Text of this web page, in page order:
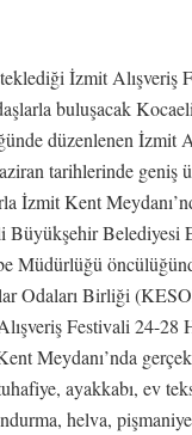
İzmit Alışveriş
buluşacak
düzenlenen İzmit
tarihlerinde geniş
İzmit Kent
Büyükşehir Belediyesi
Müdürlüğü
Odaları Birliği
Festivali 24-28
Meydanı’nda
ayakkabı, ev
helva,